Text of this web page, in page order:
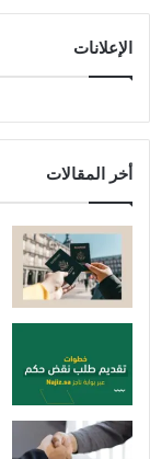
الإعلانات
أخر المقالات